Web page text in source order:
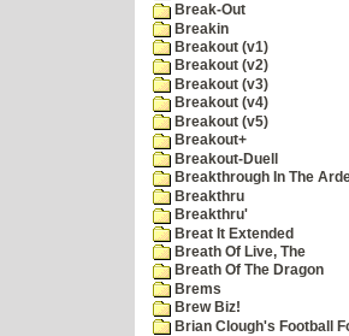
Break-Out
Breakin
Breakout (v1)
Breakout (v2)
Breakout (v3)
Breakout (v4)
Breakout (v5)
Breakout+
Breakout-Duell
Breakthrough In The
Breakthru
Breakthru'
Breat It Extended
Breath Of Live, The
Breath Of The Dragon
Brems
Brew Biz!
Brian Clough's Football